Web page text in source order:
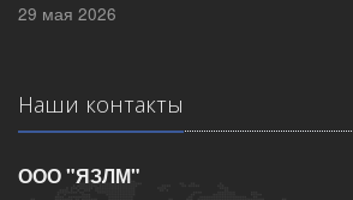
29 мая 2026
Наши контакты
ООО "ЯЗЛМ"